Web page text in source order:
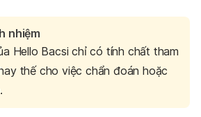
nhiệm
Hello Bacsi chỉ có tính chất tham
thế cho việc chẩn đoán hoặc